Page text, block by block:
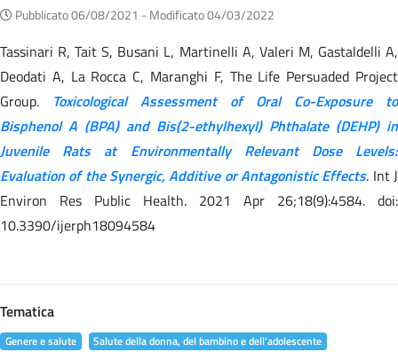
Pubblicato 06/08/2021 - Modificato 04/03/2022
Tassinari R, Tait S, Busani L, Martinelli A, Valeri M, Gastaldelli A,
Deodati A, La Rocca C, Maranghi F, The Life Persuaded Project
Group. Toxicological Assessment of Oral Co-Exposure to
Bisphenol A (BPA) and Bis(2-ethylhexyl) Phthalate (DEHP) in
Juvenile Rats at Environmentally Relevant Dose Levels:
Evaluation of the Synergic, Additive or Antagonistic Effects. Int J
Environ Res Public Health. 2021 Apr 26;18(9):4584. doi:
10.3390/ijerph18094584
Tematica
Genere e salute
Salute della donna, del bambino e dell'adolescente